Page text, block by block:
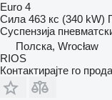
Euro 4
Сила 463 кс (340 kW)
Суспензија
Полска, Wrocław
RIOS
Контактирајте го